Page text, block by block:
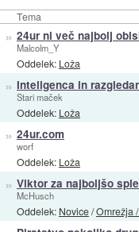
Tema
» 24ur ni več najbolj
Malcolm_Y
Oddelek: Loža
» Inteligenca in
Stari maček
Oddelek: Loža
» 24ur.com
worf
Oddelek: Loža
» Viktor za najboljšo
McHusch
Oddelek: Novice/Omrežja